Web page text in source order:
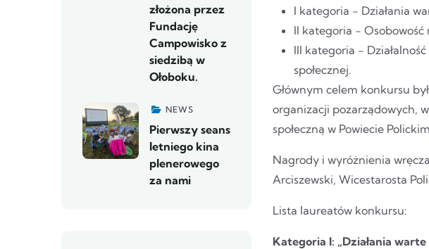
I kategoria - Działania
II kategoria - Osobowość
III kategoria -
społecznej.
Głównym celem konkursu
organizacji pozarządowych,
społeczną w Powiecie
Nagrody i wyróżnienia
Arciszewski, Wicestarosta
Lista laureatów konkursu:
Kategoria I: „Działania
złożona przez
Fundację
Campowisko z
siedzibą w
Ołoboku.
NEWS
Pierwszy seans
letniego kina
plenerowego
za nami